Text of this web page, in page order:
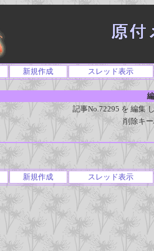
新規作成 スレッド表示
記事No.72295 を 編集
削除キ
新規作成 スレッド表示